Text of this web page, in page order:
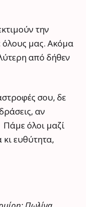
την
όλους μας. Ακόμα
από δήθεν
σου, δε
αν
Πάμε όλοι μαζί
κι ευθύτητα,